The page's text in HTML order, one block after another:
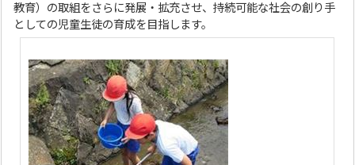
教育）の取組をさらに発展・拡充させ、持続可能な社会の創り手
としての児童生徒の育成を目指します。